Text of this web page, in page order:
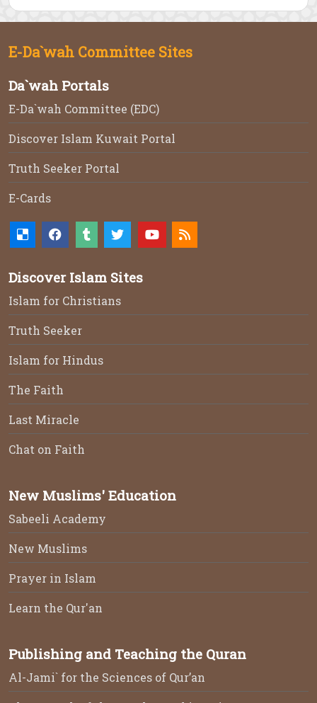
E-Da`wah Committee Sites
Da`wah Portals
E-Da`wah Committee (EDC)
Discover Islam Kuwait Portal
Truth Seeker Portal
E-Cards
Discover Islam Sites
Islam for Christians
Truth Seeker
Islam for Hindus
The Faith
Last Miracle
Chat on Faith
New Muslims' Education
Sabeeli Academy
New Muslims
Prayer in Islam
Learn the Qur'an
Publishing and Teaching the Quran
Al-Jami` for the Sciences of Qur’an